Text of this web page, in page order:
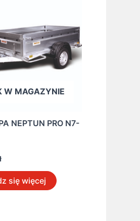
W MAGAZYNIE
NEPTUN PRO N7-
się więcej